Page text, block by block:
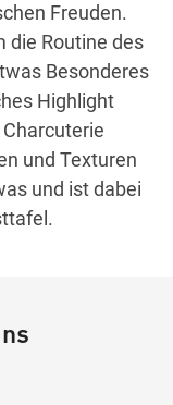
Freuden.
die Routine des
Besonderes
Highlight
und Texturen
und ist dabei